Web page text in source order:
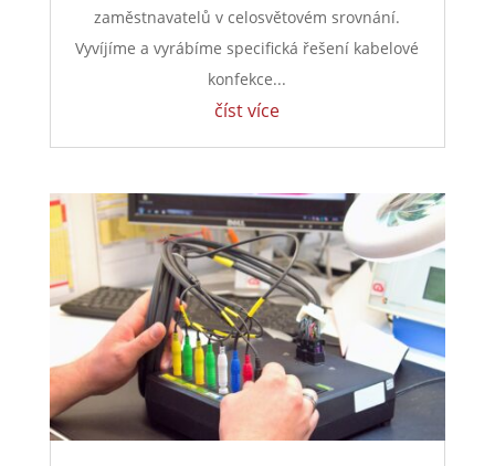
zaměstnavatelů v celosvětovém srovnání.
Vyvíjíme a vyrábíme specifická řešení kabelové
konfekce...
číst více